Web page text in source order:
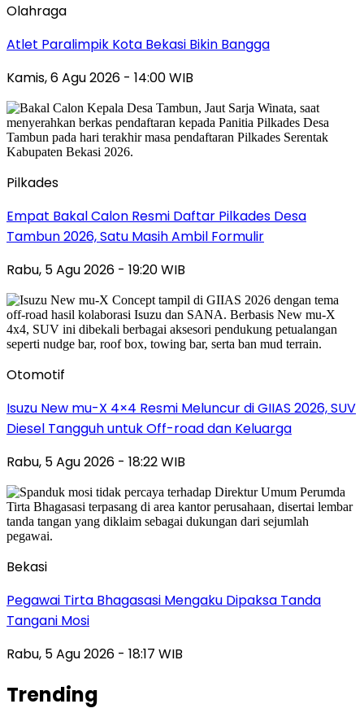
Olahraga
Atlet Paralimpik Kota Bekasi Bikin Bangga
Kamis, 6 Agu 2026 - 14:00 WIB
Pilkades
Empat Bakal Calon Resmi Daftar Pilkades Desa
Tambun 2026, Satu Masih Ambil Formulir
Rabu, 5 Agu 2026 - 19:20 WIB
Otomotif
Isuzu New mu-X 4×4 Resmi Meluncur di GIIAS 2026, SUV
Diesel Tangguh untuk Off-road dan Keluarga
Rabu, 5 Agu 2026 - 18:22 WIB
Bekasi
Pegawai Tirta Bhagasasi Mengaku Dipaksa Tanda
Tangani Mosi
Rabu, 5 Agu 2026 - 18:17 WIB
Trending